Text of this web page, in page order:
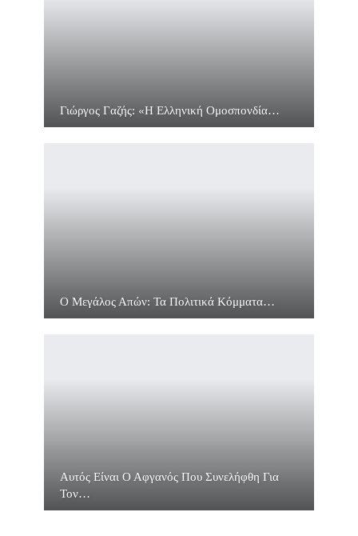
Γιώργος Γαζής: «Η Ελληνική Ομοσπονδία…
Ο Μεγάλος Απών: Τα Πολιτικά Κόμματα…
Αυτός Είναι Ο Αφγανός Που Συνελήφθη Για
Τον…